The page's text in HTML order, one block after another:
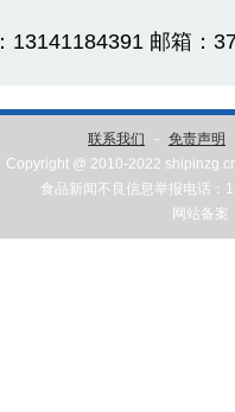
邮箱：
联系我们 - 免责声明
Copyright @ 2010-2022
食品新闻不良信息举报电话：
网站备案